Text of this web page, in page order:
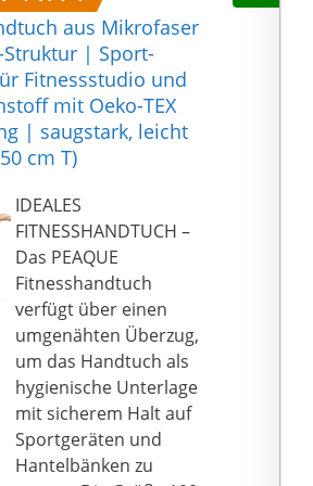
trocknen.
【Höchste
Qualitätsstandards】
Ausgewählte
Materialien, eine
saubere Verarbeitung
& höchste Standards
Sporthandtuch zu
einem unverzichtbaren
Trainingsbegleiter und
bieten dir extra
Komfort!
Geschenkverpackung -
das ideale Geschenk für
alle Sportbegeisterten!
🏋️‍♀️TASCHE FÜR DEINE
WERTSACHEN - Unsere
Gym Towels verfügen
über eine integrierte
Reißverschlusstasche,
in der du deine
Wertsachen sicher und
griffbereit verstauen
kannst. Ob
Mitgliedskarte,
Schlüssel oder
Smartphone in jeglicher
Größe - alles passt
locker rein!
🏋️‍♀️SAUGSTARK & SUPER
aus Mikrofaser
| Sport-
Fitnessstudio und
mit Oeko-TEX
| saugstark, leicht
cm T)
IDEALES
FITNESSHANDTUCH –
Das PEAQUE
Fitnesshandtuch
verfügt über einen
umgenähten Überzug,
um das Handtuch als
hygienische Unterlage
mit sicherem Halt auf
Sportgeräten und
Hantelbänken zu